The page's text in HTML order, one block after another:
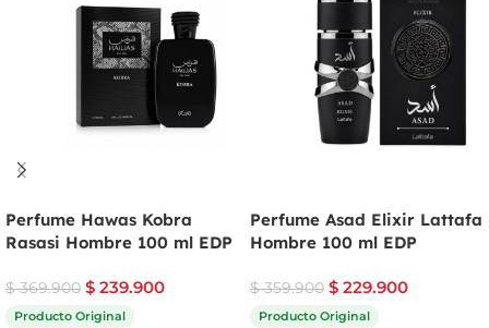
Perfume Hawas Kobra
Rasasi Hombre 100 ml EDP
$369.900 $ 239.900
Producto Original
Perfume Asad Elixir Lattafa
Hombre 100 ml EDP
$359.900 $ 229.900
Producto Original